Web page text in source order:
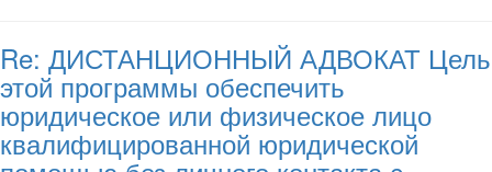
Re: ДИСТАНЦИОННЫЙ АДВОКАТ Цель
этой программы обеспечить
юридическое или физическое лицо
квалифицированной юридической